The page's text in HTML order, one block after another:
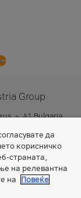
Group
A1 Bulgaria
да
корисничко
страната,
на релевантна
на
Повеќе